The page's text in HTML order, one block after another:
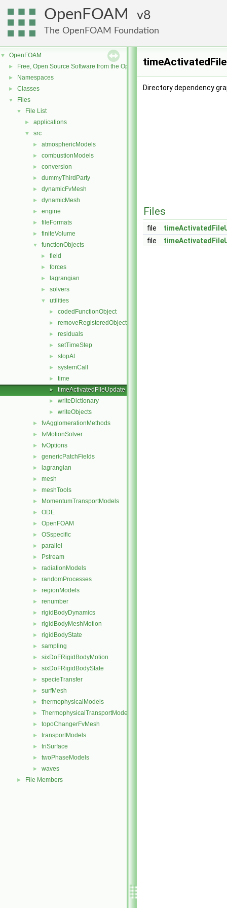
OpenFOAM 8
The OpenFOAM Foundation
▼ OpenFOAM
► Free, Open Source Software from the OpenFOAM Foundation
► Namespaces
► Classes
▼ Files
▼ File List
► applications
▼ src
► atmosphericModels
► combustionModels
► conversion
► dummyThirdParty
► dynamicFvMesh
► dynamicMesh
► engine
► fileFormats
► finiteVolume
▼ functionObjects
► field
► forces
► lagrangian
► solvers
▼ utilities
► codedFunctionObject
► removeRegisteredObject
► residuals
► setTimeStep
► stopAt
► systemCall
► time
► timeActivatedFileUpdate
► writeDictionary
► writeObjects
► fvAgglomerationMethods
► fvMotionSolver
► fvOptions
► genericPatchFields
► lagrangian
► mesh
► meshTools
► MomentumTransportModels
► ODE
► OpenFOAM
► OSspecific
► parallel
► Pstream
► radiationModels
► randomProcesses
► regionModels
► renumber
► rigidBodyDynamics
► rigidBodyMeshMotion
► rigidBodyState
► sampling
► sixDoFRigidBodyMotion
► sixDoFRigidBodyState
► specieTransfer
► surfMesh
► thermophysicalModels
► ThermophysicalTransportModels
► topoChangerFvMesh
► transportModels
► triSurface
► twoPhaseModels
► waves
► File Members
Directory dependency
Files
file
file